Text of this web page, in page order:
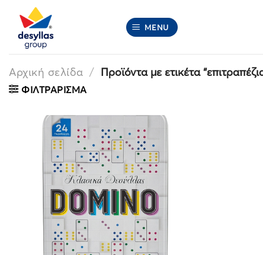
Μετάβαση
περιεχόμενο
MENU
Αρχική σελίδα / Προϊόντα με ετικέτα
ΦΙΛΤΡΆΡΙΣΜΑ